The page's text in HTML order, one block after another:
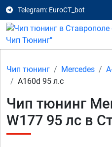
Telegram: EuroCT_bot
Чип тюнинг Mercedes
A160d 95 л.с
Чип тюнинг
W177 95 лс в